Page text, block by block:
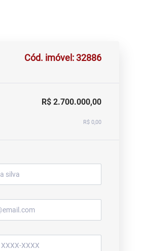
Cód. imóvel: 32886
R$ 2.700.000,00
R$ 0,00